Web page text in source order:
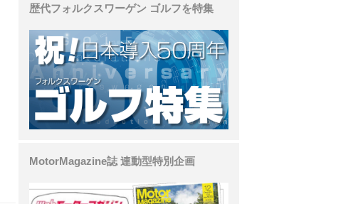
歴代フォルクスワーゲン ゴルフを特集
MotorMagazine誌 連動型特別企画